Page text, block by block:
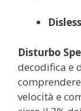
Disturbo
decodifica e
velocità e